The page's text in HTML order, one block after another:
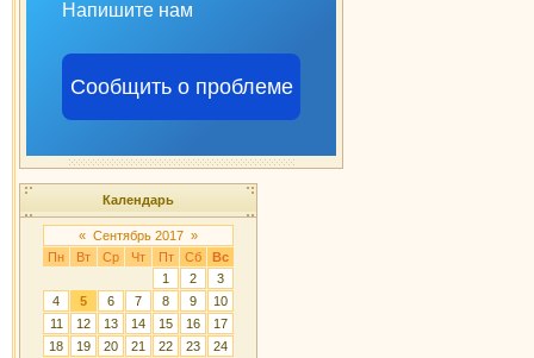
Напишите нам
Сообщить о проблеме
Календарь
« Сентябрь 2017 »
Пн
Вт Ср Чт Пт Сб
Вс
1
2
3
4
5 6 7 8 9
10
11
12 13 14 15 16
17
18
19 20 21 22 23
24